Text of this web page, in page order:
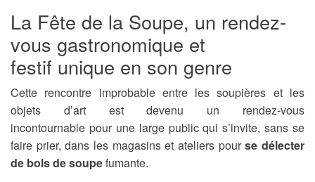
La Fête de la Soupe, un rendez-
vous gastronomique et
festif unique en son genre
Cette rencontre improbable entre les soupières et les
objets d’art est devenu un rendez-vous
incontournable pour une large public qui s’invite, sans se
faire prier,dans les magasins et ateliers pourse délecter
de bols de soupefumante.